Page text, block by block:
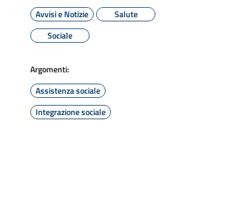
Avvisi e Notizie
Salute
Sociale
Argomenti:
Assistenza sociale
Integrazione sociale